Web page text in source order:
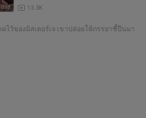
0:58 13.3K
ไว้ของมิสเตอร์เจ เขาปล่อยให้ภรรยาชี้ปืนมา